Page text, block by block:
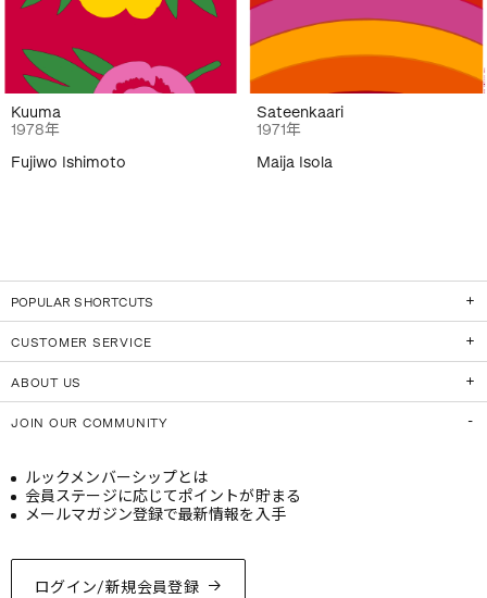
Kuuma
1978年
Fujiwo Ishimoto
Sateenkaari
1971年
Maija Isola
POPULAR SHORTCUTS
CUSTOMER SERVICE
ABOUT US
JOIN OUR COMMUNITY
ログイン/新規会員登録
ルックメンバーシップとは
会員ステージに応じてポイントが貯まる
メールマガジン登録で最新情報を入手